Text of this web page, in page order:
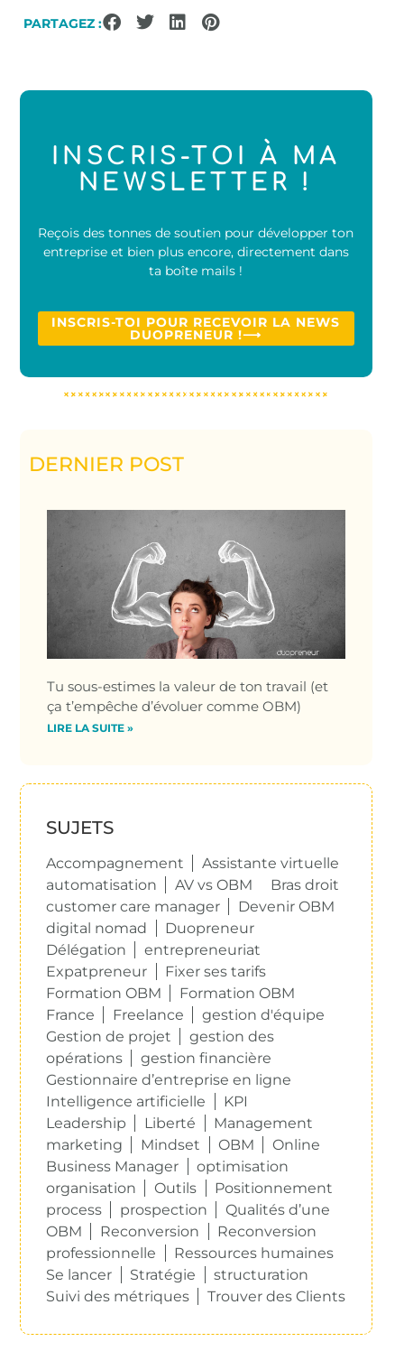
PARTAGEZ :
INSCRIS-TOI À MA
NEWSLETTER !
Reçois des tonnes de soutien pour développer ton
entreprise et bien plus encore, directement dans
ta boîte mails !
INSCRIS-TOI POUR RECEVOIR LA NEWS
DUOPRENEUR !⟶
DERNIER POST
Tu sous-estimes la valeur de ton travail (et
ça t’empêche d’évoluer comme OBM)
LIRE LA SUITE »
SUJETS
Accompagnement
Assistante virtuelle
automatisation
AV vs OBM
Bras droit
customer care manager
Devenir OBM
digital nomad
Duopreneur
Délégation
entrepreneuriat
Expatpreneur
Fixer ses tarifs
Formation OBM
Formation OBM
France
Freelance
gestion d'équipe
Gestion de projet
gestion des
opérations
gestion financière
Gestionnaire d’entreprise en ligne
Intelligence artificielle
KPI
Leadership
Liberté
Management
marketing
Mindset OBM
Online
Business Manager
optimisation
organisation
Outils
Positionnement
process
prospection
Qualités d’une
OBM
Reconversion
Reconversion
professionnelle
Ressources humaines
Se lancer
Stratégie
structuration
Suivi des métriques
Trouver des Clients